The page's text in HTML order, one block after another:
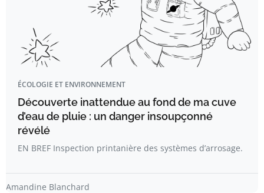
ÉCOLOGIE ET ENVIRONNEMENT
Découverte inattendue au fond de ma cuve
d’eau de pluie : un danger insoupçonné
révélé
EN BREF Inspection printanière des systèmes d’arrosage.
Amandine Blanchard